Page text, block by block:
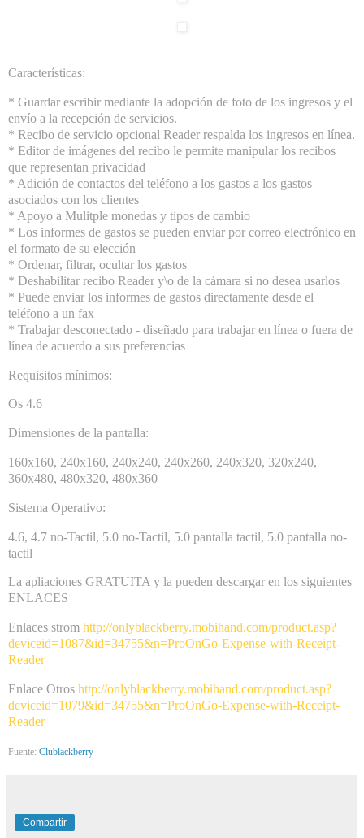
Características:
* Guardar escribir mediante la adopción de foto de los ingresos y el
envío a la recepción de servicios.
* Recibo de servicio opcional Reader respalda los ingresos en línea.
* Editor de imágenes del recibo le permite manipular los recibos
que representan privacidad
* Adición de contactos del teléfono a los gastos a los gastos
asociados con los clientes
* Apoyo a Mulitple monedas y tipos de cambio
* Los informes de gastos se pueden enviar por correo electrónico en
el formato de su elección
* Ordenar, filtrar, ocultar los gastos
* Deshabilitar recibo Reader y\o de la cámara si no desea usarlos
* Puede enviar los informes de gastos directamente desde el
teléfono a un fax
* Trabajar desconectado - diseñado para trabajar en línea o fuera de
línea de acuerdo a sus preferencias
Requisitos mínimos:
Os 4.6
Dimensiones de la pantalla:
160x160, 240x160, 240x240, 240x260, 240x320, 320x240,
360x480, 480x320, 480x360
Sistema Operativo:
4.6, 4.7 no-Tactil, 5.0 no-Tactil, 5.0 pantalla tactil, 5.0 pantalla no-
tactil
La apliaciones GRATUITA y la pueden descargar en los siguientes
ENLACES
Enlaces strom http://onlyblackberry.mobihand.com/product.asp?
deviceid=1087&id=34755&n=ProOnGo-Expense-with-Receipt-
Reader
Enlace Otros http://onlyblackberry.mobihand.com/product.asp?
deviceid=1079&id=34755&n=ProOnGo-Expense-with-Receipt-
Reader
Fuente: Clublackberry
Compartir